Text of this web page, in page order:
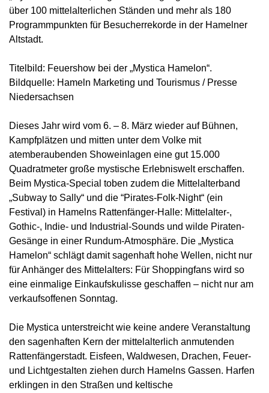
über 100 mittelalterlichen Ständen und mehr als 180
Programmpunkten für Besucherrekorde in der Hamelner
Altstadt.
Titelbild: Feuershow bei der „Mystica Hamelon“.
Bildquelle: Hameln Marketing und Tourismus / Presse
Niedersachsen
Dieses Jahr wird vom 6. – 8. März wieder auf Bühnen,
Kampfplätzen und mitten unter dem Volke mit
atemberaubenden Showeinlagen eine gut 15.000
Quadratmeter große mystische Erlebniswelt erschaffen.
Beim Mystica-Special toben zudem die Mittelalterband
„Subway to Sally“ und die “Pirates-Folk-Night“ (ein
Festival) in Hamelns Rattenfänger-Halle: Mittelalter-,
Gothic-, Indie- und Industrial-Sounds und wilde Piraten-
Gesänge in einer Rundum-Atmosphäre. Die „Mystica
Hamelon“ schlägt damit sagenhaft hohe Wellen, nicht nur
für Anhänger des Mittelalters: Für Shoppingfans wird so
eine einmalige Einkaufskulisse geschaffen – nicht nur am
verkaufsoffenen Sonntag.
Die Mystica unterstreicht wie keine andere Veranstaltung
den sagenhaften Kern der mittelalterlich anmutenden
Rattenfängerstadt. Eisfeen, Waldwesen, Drachen, Feuer-
und Lichtgestalten ziehen durch Hamelns Gassen. Harfen
erklingen in den Straßen und keltische